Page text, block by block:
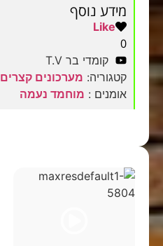
מידע נוסף
Like
0
קומדי בר T.V
קטגוריה: מערכונים קצרים
אומנים : מוחמד נעמה